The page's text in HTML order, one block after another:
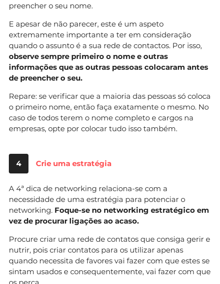
preencher o seu nome.
E apesar de não parecer, este é um aspeto
extremamente importante a ter em consideração
quando o assunto é a sua rede de contactos. Por isso,
observe sempre primeiro o nome e outras
informações que as outras pessoas colocaram antes
de preencher o seu.
Repare: se verificar que a maioria das pessoas só coloca
o primeiro nome, então faça exatamente o mesmo. No
caso de todos terem o nome completo e cargos na
empresas, opte por colocar tudo isso também.
4 Crie uma estratégia
A 4ª dica de networking relaciona-se com a
necessidade de uma estratégia para potenciar o
networking. Foque-se no networking estratégico em
vez de procurar ligações ao acaso.
Procure criar uma rede de contatos que consiga gerir e
nutrir, pois criar contatos para os utilizar apenas
quando necessita de favores vai fazer com que estes se
sintam usados e consequentemente, vai fazer com que
os perca.